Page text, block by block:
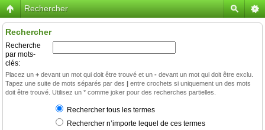
Rechercher
Rechercher
Recherche
par mots-
clés:
Placez un + devant un mot qui doit être trouvé et un - devant un mot qui doit être exclu.
Tapez une suite de mots séparés par des | entre crochets si uniquement un des mots
doit être trouvé. Utilisez un * comme joker pour des recherches partielles.
Rechercher tous les termes
Rechercher n’importe lequel de ces termes